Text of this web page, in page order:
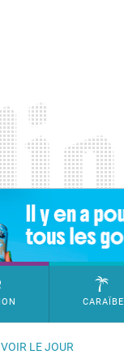
Bannière
CARAÏBE
LE JOUR